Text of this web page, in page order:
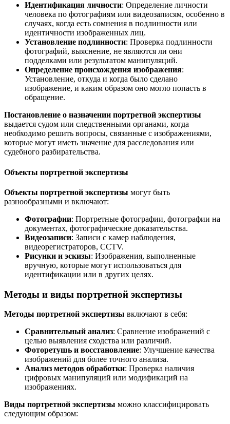
Идентификация личности: Определение личности
человека по фотографиям или видеозаписям, особенно в
случаях, когда есть сомнения в подлинности или
идентичности изображенных лиц.
Установление подлинности: Проверка подлинности
фотографий, выяснение, не являются ли они
подделками или результатом манипуляций.
Определение происхождения изображения:
Установление, откуда и когда было сделано
изображение, и каким образом оно могло попасть в
обращение.
Постановление о назначении портретной экспертизы
выдается судом или следственными органами, когда
необходимо решить вопросы, связанные с изображениями,
которые могут иметь значение для расследования или
судебного разбирательства.
Объекты портретной экспертизы
Объекты портретной экспертизы могут быть
разнообразными и включают:
Фотографии: Портретные фотографии, фотографии на
документах, фотографические доказательства.
Видеозаписи: Записи с камер наблюдения,
видеорегистраторов, CCTV.
Рисунки и эскизы: Изображения, выполненные
вручную, которые могут использоваться для
идентификации или в других целях.
Методы и виды портретной экспертизы
Методы портретной экспертизы включают в себя:
Сравнительный анализ: Сравнение изображений с
целью выявления сходства или различий.
Фоторетушь и восстановление: Улучшение качества
изображений для более точного анализа.
Анализ методов обработки: Проверка наличия
цифровых манипуляций или модификаций на
изображениях.
Виды портретной экспертизы можно классифицировать
следующим образом: